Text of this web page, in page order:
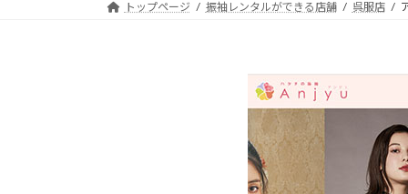
トップページ 振袖レンタルができる店舗 呉服店